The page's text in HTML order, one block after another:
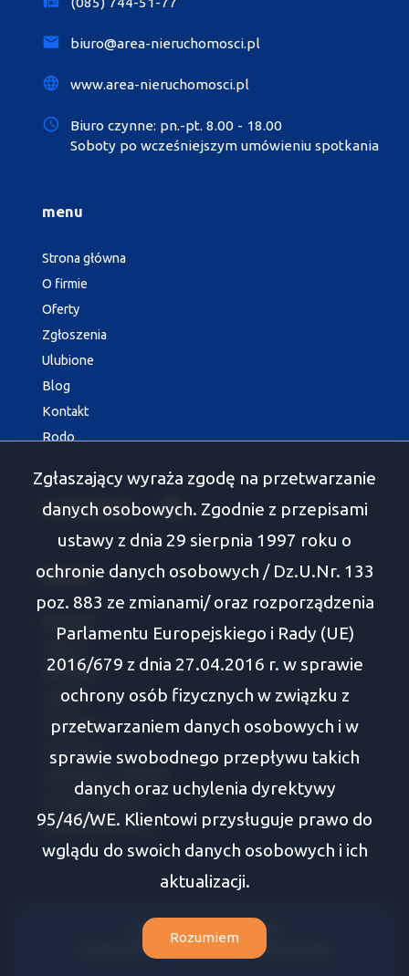
biuro@area-nieruchomosci.pl
www.area-nieruchomosci.pl
Biuro czynne: pn.-pt. 8.00 - 18.00
Soboty po wcześniejszym umówieniu spotkania
menu
Strona główna
O firmie
Oferty
Zgłoszenia
Ulubione
Blog
Kontakt
Rodo
social media Facebook
Oferty
Wasilków
Supraśl
Zabłudów
Choroszcz
Turośń Kościelna
Dobrzyniewo Duże
Area Nieruchomości © 2026
Program dla biur nieruchomości
Galactica Virgo
Zgłaszający wyraża zgodę na przetwarzanie
danych osobowych. Zgodnie z przepisami
ustawy z dnia 29 sierpnia 1997 roku o
ochronie danych osobowych / Dz.U.Nr. 133
poz. 883 ze zmianami/ oraz rozporządzenia
Parlamentu Europejskiego i Rady (UE)
2016/679 z dnia 27.04.2016 r. w sprawie
ochrony osób fizycznych w związku z
przetwarzaniem danych osobowych i w
sprawie swobodnego przepływu takich
danych oraz uchylenia dyrektywy
95/46/WE. Klientowi przysługuje prawo do
wglądu do swoich danych osobowych i ich
aktualizacji.
Rozumiem